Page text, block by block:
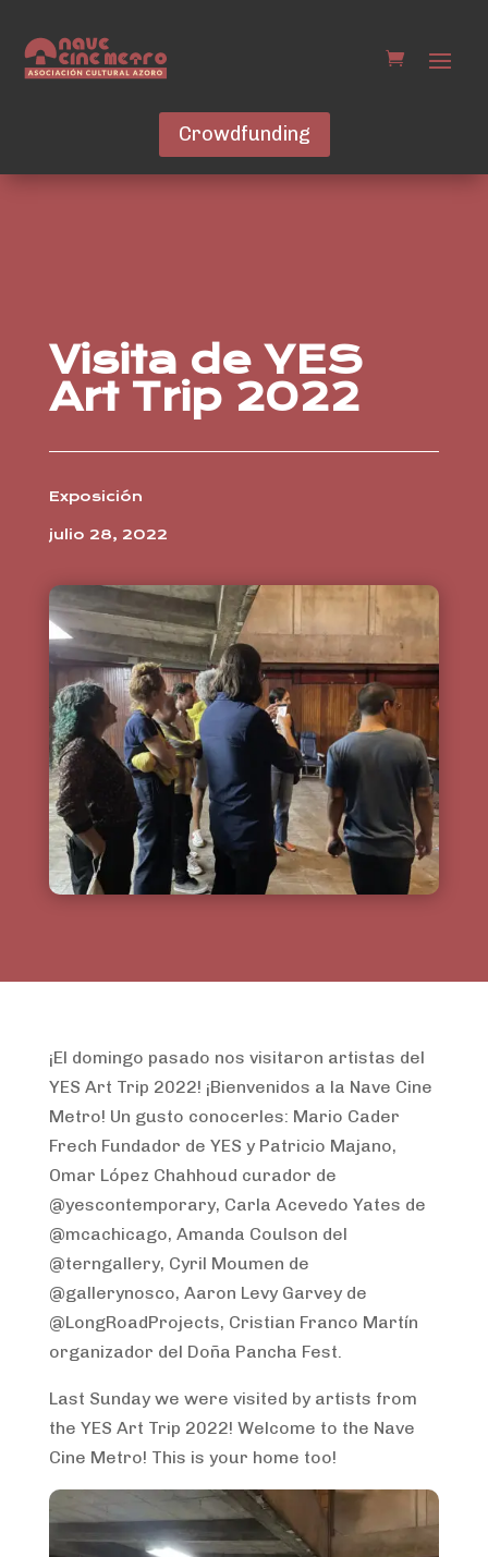
Crowdfunding
Visita de YES
Art Trip 2022
Exposición
julio 28, 2022
¡El domingo pasado nos visitaron artistas del
YES Art Trip 2022! ¡Bienvenidos a la Nave Cine
Metro! Un gusto conocerles: Mario Cader
Frech Fundador de YES y Patricio Majano,
Omar López Chahhoud curador de
@yescontemporary, Carla Acevedo Yates de
@mcachicago, Amanda Coulson del
@terngallery, Cyril Moumen de
@gallerynosco, Aaron Levy Garvey de
@LongRoadProjects, Cristian Franco Martín
organizador del Doña Pancha Fest.
Last Sunday we were visited by artists from
the YES Art Trip 2022! Welcome to the Nave
Cine Metro! This is your home too!